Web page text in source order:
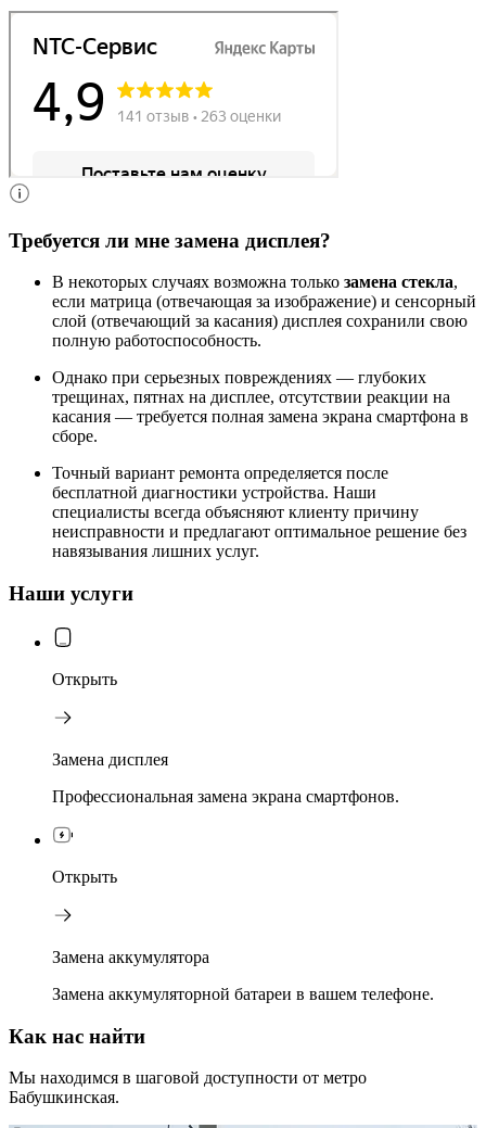
Требуется ли мне замена дисплея?
В некоторых случаях возможна только замена стекла,
если матрица (отвечающая за изображение) и сенсорный
слой (отвечающий за касания) дисплея сохранили свою
полную работоспособность.
Однако при серьезных повреждениях — глубоких
трещинах, пятнах на дисплее, отсутствии реакции на
касания — требуется полная замена экрана смартфона в
сборе.
Точный вариант ремонта определяется после
бесплатной диагностики устройства. Наши
специалисты всегда объясняют клиенту причину
неисправности и предлагают оптимальное решение без
навязывания лишних услуг.
Наши услуги
Открыть
Замена дисплея
Профессиональная замена экрана смартфонов.
Открыть
Замена аккумулятора
Замена аккумуляторной батареи в вашем телефоне.
Как нас найти
Мы находимся в шаговой доступности от метро
Бабушкинская.